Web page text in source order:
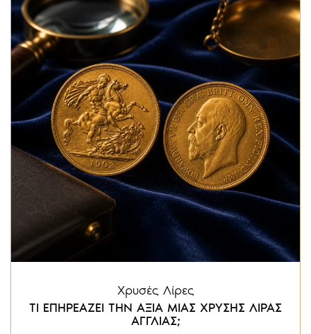
Χρυσές Λίρες
ΤΙ ΕΠΗΡΕΑΖΕΙ ΤΗΝ ΑΞΙΑ ΜΙΑΣ ΧΡΥΣΗΣ ΛΙΡΑΣ
ΑΓΓΛΙΑΣ;